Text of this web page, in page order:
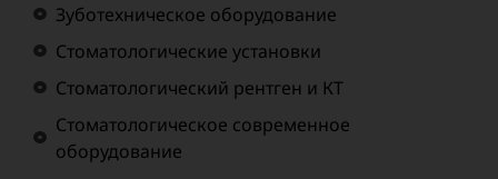
Зуботехническое оборудование
Стоматологические установки
Стоматологический рентген и КТ
Стоматологическое современное
оборудование